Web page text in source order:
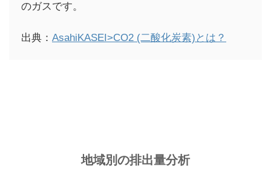
のガスです。
出典： AsahiKASEI>CO2 (二酸化炭素)とは？
地域別の排出量分析